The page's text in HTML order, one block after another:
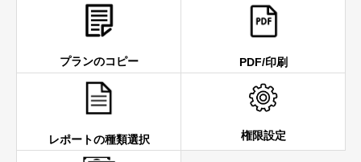
プランのコピー PDF/印刷
レポートの種類選択 権限設定